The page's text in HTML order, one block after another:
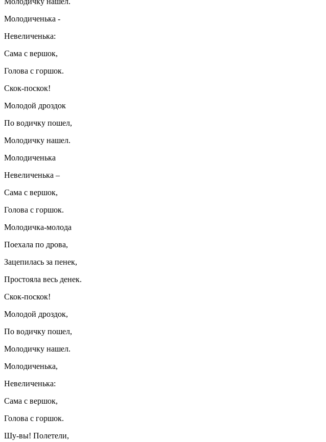
Молодиченька -
Невеличенька:
Сама с вершок,
Голова с горшок.
Скок-поскок!
Молодой дроздок
По водичку пошел,
Молодичку нашел.
Молодиченька
Невеличенька –
Сама с вершок,
Голова с горшок.
Молодичка-молода
Поехала по дрова,
Зацепилась за пенек,
Простояла весь денек.
Скок-поскок!
Молодой дроздок,
По водичку пошел,
Молодичку нашел.
Молодиченька,
Невеличенька:
Сама с вершок,
Голова с горшок.
Шу-вы! Полетели,